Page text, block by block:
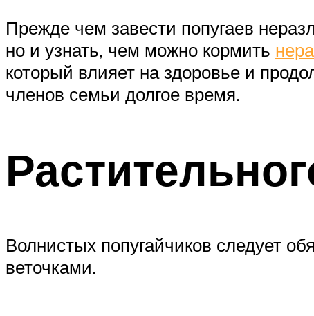
Прежде чем завести попугаев
но и узнать, чем можно кормить
который влияет на здоровье и
членов семьи долгое время.
Волнистых попугайчиков следует
веточками.